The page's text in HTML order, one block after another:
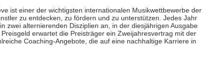
ist einer der wichtigsten internationalen Musikwettbewerbe der
zu entdecken, zu fördern und zu unterstützen. Jedes Jahr
zwei alternierenden Disziplien an, in der diesjährigen Ausgabe
erwartet die Preisträger ein Zweijahresvertrag mit der
Coaching-Angebote, die auf eine nachhaltige Karriere in